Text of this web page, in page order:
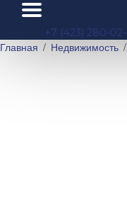
+7 (423) 280-
Главная Недвижимость